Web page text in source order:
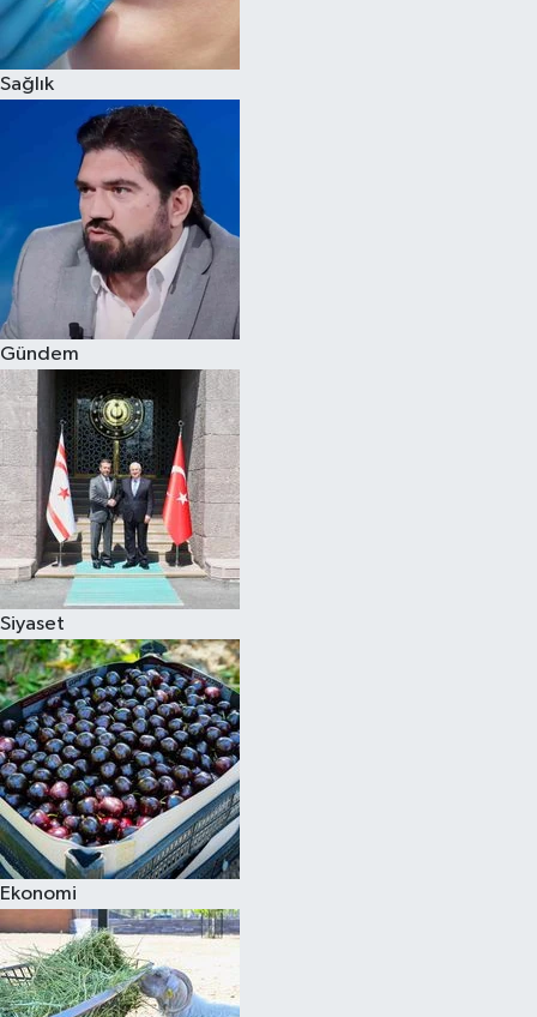
Sağlık
Gündem
Siyaset
Ekonomi
Siyaset
Teknoloji
Televizyon
Yaşam-Çevre